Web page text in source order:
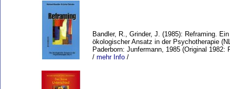
Bandler, R., Grinder, J. (1985): Reframing. Ein
ökologischer Ansatz in der Psychotherapie
Paderborn: Junfermann, 1985 (Original 1982:
/ mehr Info /